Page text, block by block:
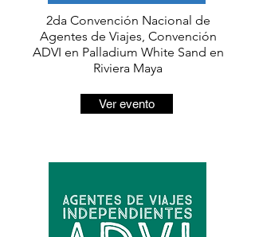
2da Convención Nacional de
Agentes de Viajes, Convención
ADVI en Palladium White Sand en
Riviera Maya
Ver evento